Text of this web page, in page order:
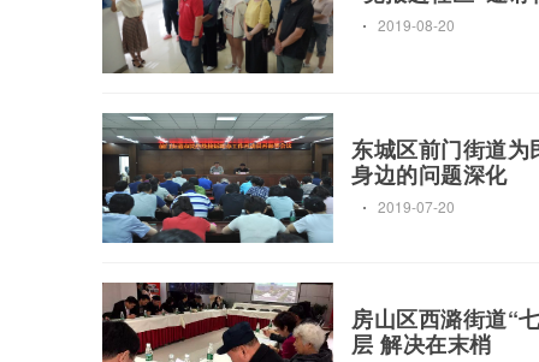
2019-08-20
东城区前门街道为
身边的问题深化
2019-07-20
房山区西潞街道“
层 解决在末梢